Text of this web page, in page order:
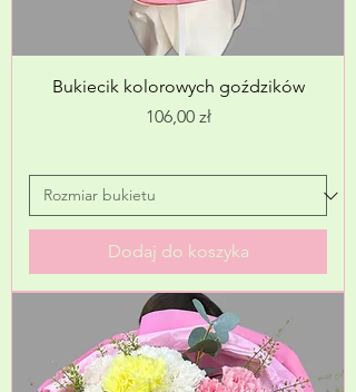
Bukiecik kolorowych goździków
Cena
106,00 zł
Dodaj do koszyka